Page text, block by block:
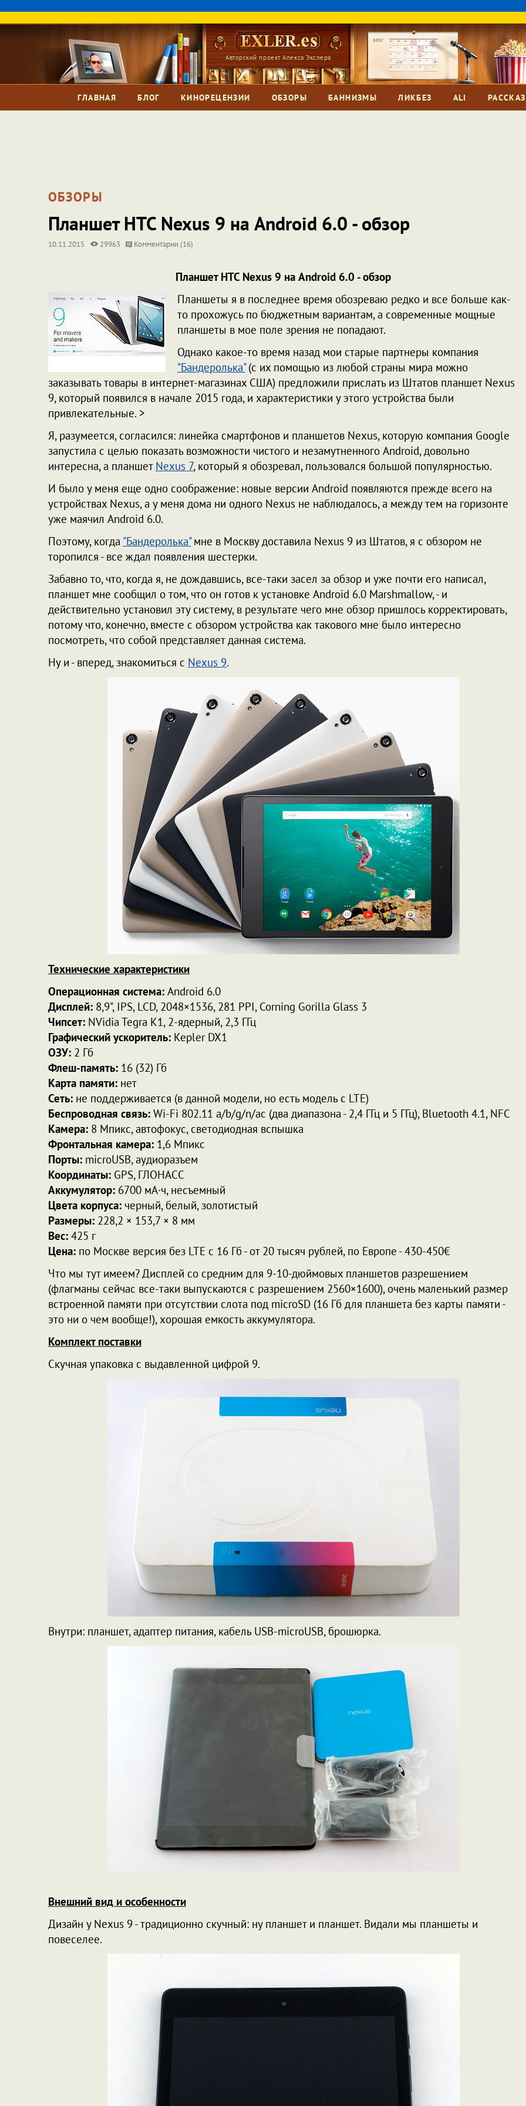
Авторский проект Алекса Экслера
ГЛАВНАЯ БЛОГ КИНОРЕЦЕНЗИИ ОБЗОРЫ БАННИЗМЫ ЛИКБЕЗ ALI
ОБЗОРЫ
Планшет HTC Nexus 9 на Android 6.0 - обзор
10.11.2015 29963 Комментарии (16)
Планшет HTC Nexus 9 на Android 6.0 - обзор
Планшеты я в последнее время обозреваю редко и все больше как-
то прохожусь по бюджетным вариантам, а современные мощные
планшеты в мое поле зрения не попадают.
Однако какое-то время назад мои старые партнеры компания
"Бандеролька"(с их помощью из любой страны мира можно
заказывать товары в интернет-магазинах США) предложили прислать из Штатов планшет Nexus
9, который появился в начале 2015 года, и характеристики у этого устройства были
привлекательные. >
Я, разумеется, согласился: линейка смартфонов и планшетов Nexus, которую компания Google
запустила с целью показать возможности чистого и незамутненного Android, довольно
интересна, а планшет Nexus 7, который я обозревал, пользовался большой популярностью.
И было у меня еще одно соображение: новые версии Android появляются прежде всего на
устройствах Nexus, а у меня дома ни одного Nexus не наблюдалось, а между тем на горизонте
уже маячил Android 6.0.
Поэтому, когда "Бандеролька"мне в Москву доставила Nexus 9 из Штатов, я с обзором не
торопился - все ждал появления шестерки.
Забавно то, что, когда я, не дождавшись, все-таки засел за обзор и уже почти его написал,
планшет мне сообщил о том, что он готов к установке Android 6.0 Marshmallow, - и
действительно установил эту систему, в результате чего мне обзор пришлось корректировать,
потому что, конечно, вместе с обзором устройства как такового мне было интересно
посмотреть, что собой представляет данная система.
Ну и - вперед, знакомиться с Nexus 9.
Технические характеристики
Операционная система: Android 6.0
Дисплей: 8,9", IPS, LCD, 2048×1536, 281 PPI, Corning Gorilla Glass 3
Чипсет: NVidia Tegra K1, 2-ядерный, 2,3 ГГц
Графический ускоритель: Kepler DX1
ОЗУ: 2 Гб
Флеш-память: 16 (32) Гб
Карта памяти: нет
Сеть: не поддерживается (в данной модели, но есть модель с LTE)
Беспроводная связь: Wi-Fi 802.11 a/b/g/n/ac (два диапазона - 2,4 ГГц и 5 ГГц), Bluetooth 4.1, NFC
Камера: 8 Мпикс, автофокус, светодиодная вспышка
Фронтальная камера: 1,6 Мпикс
Порты: microUSB, аудиоразъем
Координаты: GPS, ГЛОНАСС
Аккумулятор: 6700 мА·ч, несъемный
Цвета корпуса: черный, белый, золотистый
Размеры: 228,2 × 153,7 × 8 мм
Вес: 425 г
Цена: по Москве версия без LTE с 16 Гб - от 20 тысяч рублей, по Европе - 430-450€
Что мы тут имеем? Дисплей со средним для 9-10-дюймовых планшетов разрешением
(флагманы сейчас все-таки выпускаются с разрешением 2560×1600), очень маленький размер
встроенной памяти при отсутствии слота под microSD (16 Гб для планшета без карты памяти -
это ни о чем вообще!), хорошая емкость аккумулятора.
Комплект поставки
Скучная упаковка с выдавленной цифрой 9.
Внутри: планшет, адаптер питания, кабель USB-microUSB, брошюрка.
Внешний вид и особенности
Дизайн у Nexus 9 - традиционно скучный: ну планшет и планшет. Видали мы планшеты и
повеселее.